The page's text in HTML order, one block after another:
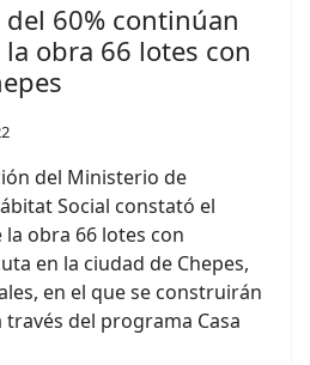
60% continúan
obra 66 lotes con
del Ministerio de
Social constató el
la obra 66 lotes con
en la ciudad de Chepes,
en el que se construirán
través del programa Casa